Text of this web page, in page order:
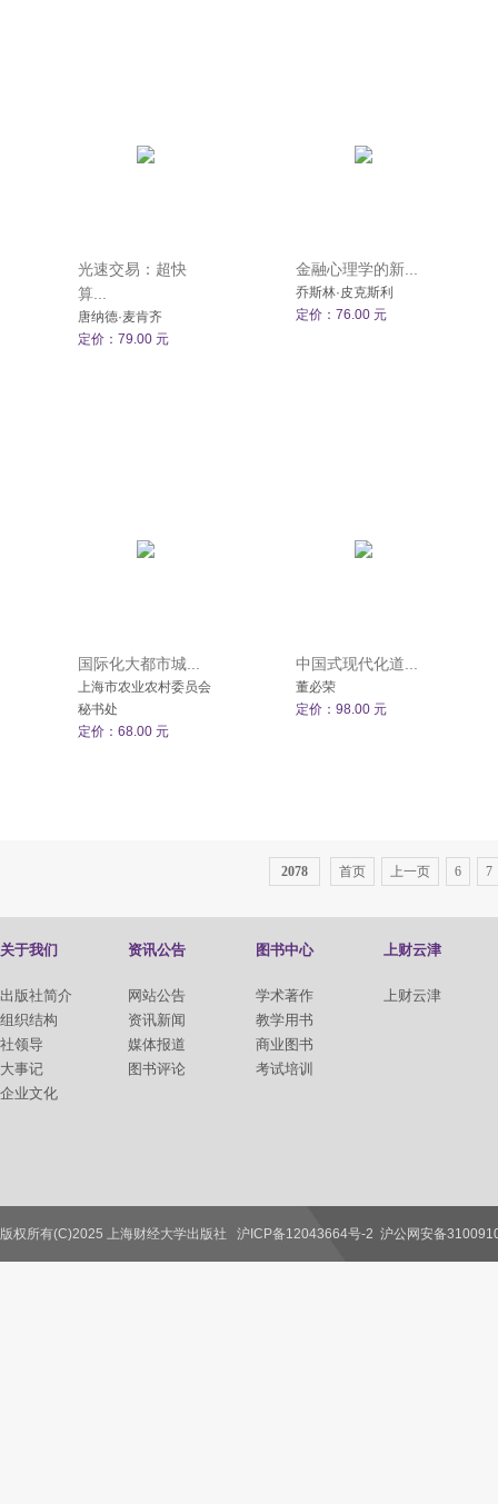
光速交易：超快
算...
唐纳德·麦肯齐
定价：79.00 元
金融心理学的新...
乔斯林·皮克斯利
定价：76.00 元
国际化大都市城...
上海市农业农村委员会
秘书处
定价：68.00 元
中国式现代化道...
董必荣
定价：98.00 元
2078 首页 上一页 6 7
关于我们
出版社简介
组织结构
社领导
大事记
企业文化
资讯公告
网站公告
资讯新闻
媒体报道
图书评论
图书中心
学术著作
教学用书
商业图书
考试培训
上财云津
上财云津
联系我们
版权所有(C)2025 上海财经大学出版社 沪ICP备12043664号-2 沪公网安备